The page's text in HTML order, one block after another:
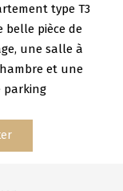
type T3
belle pièce de
une salle à
et une
parking